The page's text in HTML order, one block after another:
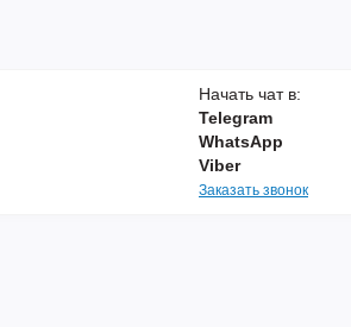
Начать чат в:
Telegram
WhatsApp
Viber
Заказать звонок